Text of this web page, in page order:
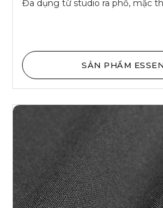
Đa dụng từ studio ra phố, mặc
SẢN PHẨM